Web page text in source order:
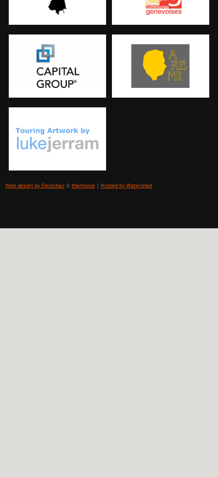
Web design by Deckchair & themosse | Hosted by Watershed